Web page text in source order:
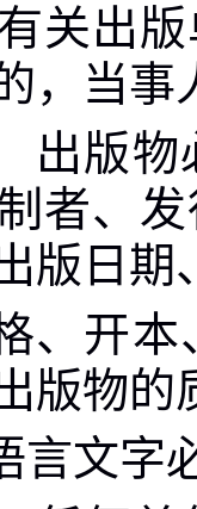
关出
，当事
版物
者、
版日
、开
版物的
言文字